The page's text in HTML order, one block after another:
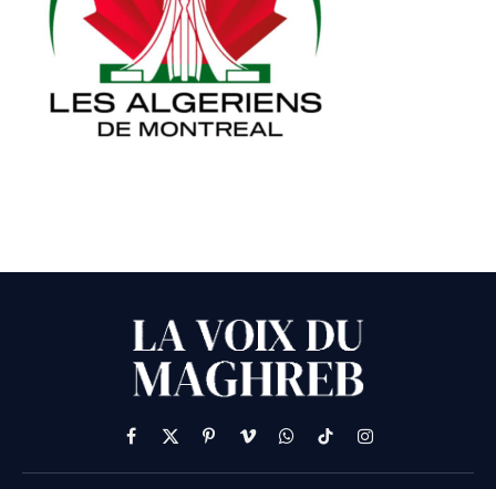
Facebook
X
(Twitter)
PinterestVimeoWhatsApp
TikTokInstagram